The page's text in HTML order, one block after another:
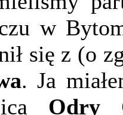
w
się z (o
. Ja
Odry